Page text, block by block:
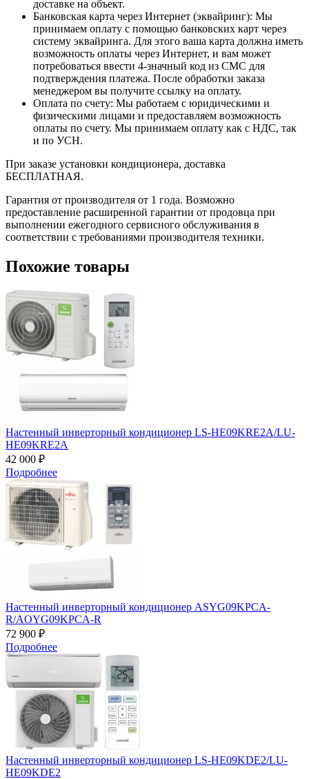
доставке на объект.
Банковская карта через Интернет (эквайринг): Мы
принимаем оплату с помощью банковских карт через
систему эквайринга. Для этого ваша карта должна иметь
возможность оплаты через Интернет, и вам может
потребоваться ввести 4-значный код из СМС для
подтверждения платежа. После обработки заказа
менеджером вы получите ссылку на оплату.
Оплата по счету: Мы работаем с юридическими и
физическими лицами и предоставляем возможность
оплаты по счету. Мы принимаем оплату как с НДС, так
и по УСН.
При заказе установки кондиционера, доставка
БЕСПЛАТНАЯ.
Гарантия от производителя от 1 года. Возможно
предоставление расширенной гарантии от продовца при
выполнении ежегодного сервисного обслуживания в
соответствии с требованиями производителя техники.
Похожие товары
Настенный инверторный кондиционер LS-HE09KRE2A/LU-
HE09KRE2A
42 000 ₽
Подробнее
Настенный инверторный кондиционер ASYG09KPCA-
R/AOYG09KPCA-R
72 900 ₽
Подробнее
Настенный инверторный кондиционер LS-HE09KDE2/LU-
HE09KDE2